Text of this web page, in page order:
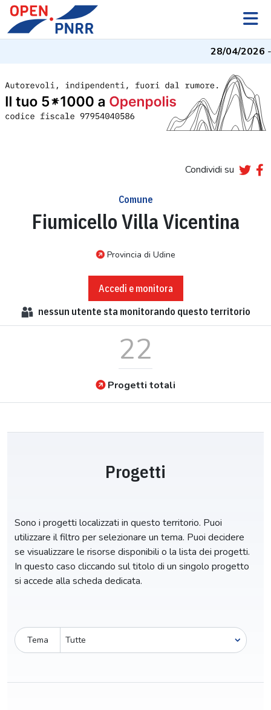
28/04/2026-
Condividi su
Comune
Fiumicello Villa Vicentina
Provincia di Udine
Accedi e monitora
nessun utente sta monitorando questo territorio
22
Progetti totali
Progetti
Sono i progetti localizzati in questo territorio. Puoi
utilizzare il filtro per selezionare un tema. Puoi decidere
se visualizzare le risorse disponibili o la lista dei progetti.
In questo caso cliccando sul titolo di un singolo progetto
si accede alla scheda dedicata.
Tema